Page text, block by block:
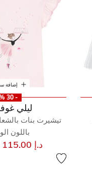
إضافة
- 30 %
ليلي
تيشيرت بنات
باللون
د.إ 115.00